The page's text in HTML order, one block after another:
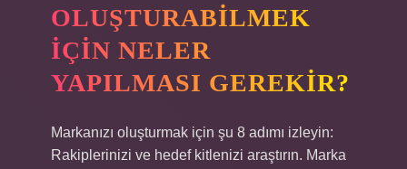
OLUŞTURABILMEK
IÇIN NELER
YAPILMASI GEREKIR?
Markanızı oluşturmak için şu 8 adımı izleyin:
Rakiplerinizi ve hedef kitlenizi araştırın. Marka